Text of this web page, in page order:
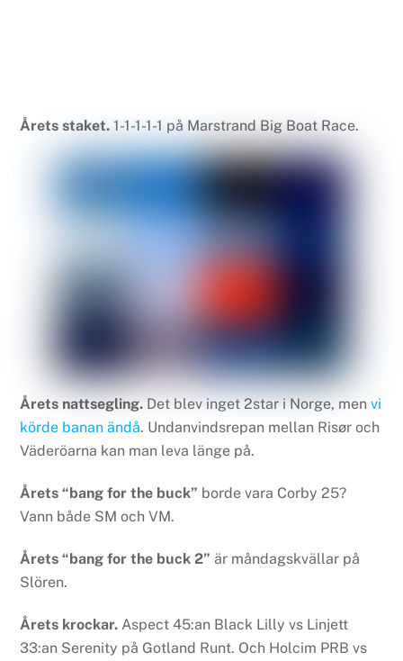
Årets staket. 1-1-1-1-1 på Marstrand Big Boat Race.
Årets nattsegling. Det blev inget 2star i Norge, menvi
körde banan ändå. Undanvindsrepan mellan Risør och
Väderöarna kan man leva länge på.
Årets “bang for the buck” borde vara Corby 25?
Vann både SM och VM.
Årets “bang for the buck 2” är måndagskvällar på
Slören.
Årets krockar.Aspect 45:an Black Lilly vs Linjett
33:an Serenity på Gotland Runt. Och Holcim PRB vs